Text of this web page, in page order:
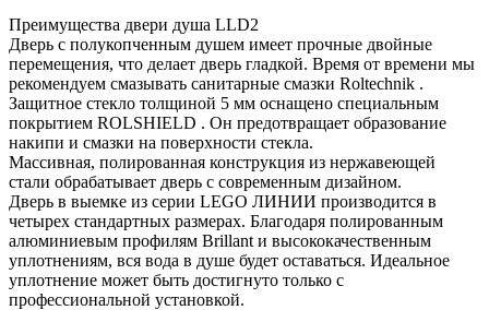
Преимущества двери душа LLD2
Дверь с полукопченным душем имеет прочные двойные
перемещения, что делает дверь гладкой. Время от времени мы
рекомендуем смазывать санитарные смазки Roltechnik .
Защитное стекло толщиной 5 мм оснащено специальным
покрытием ROLSHIELD . Он предотвращает образование
накипи и смазки на поверхности стекла.
Массивная, полированная конструкция из нержавеющей
стали обрабатывает дверь с современным дизайном.
Дверь в выемке из серии LEGO ЛИНИИ производится в
четырех стандартных размерах. Благодаря полированным
алюминиевым профилям Brillant и высококачественным
уплотнениям, вся вода в душе будет оставаться. Идеальное
уплотнение может быть достигнуто только с
профессиональной установкой.